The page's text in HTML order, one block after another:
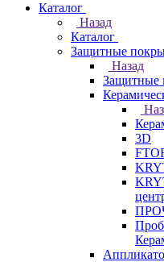
Каталог
Назад
Каталог
Защитные
Назад
Защитные
3D